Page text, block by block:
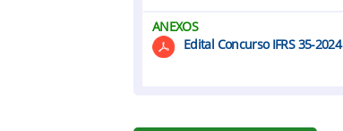
ANEXOS
Edital Concurso IFRS 35-2024